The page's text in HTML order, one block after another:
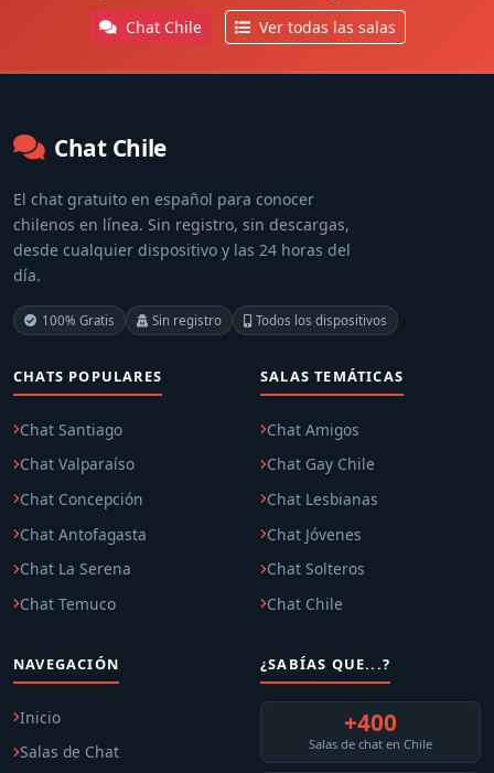
Chat Chile Ver todas las salas
Chat Chile
El chat gratuito en español para conocer
chilenos en línea. Sin registro, sin descargas,
desde cualquier dispositivo y las 24 horas del
día.
100% Gratis Sin registro Todos los dispositivos
CHATS POPULARES
Chat Santiago
Chat Valparaíso
Chat Concepción
Chat Antofagasta
Chat La Serena
Chat Temuco
SALAS TEMÁTICAS
Chat Amigos
Chat Gay Chile
Chat Lesbianas
Chat Jóvenes
Chat Solteros
Chat Chile
NAVEGACIÓN
Inicio
Salas de Chat
¿SABÍAS QUE...?
+400
Salas de chat en Chile